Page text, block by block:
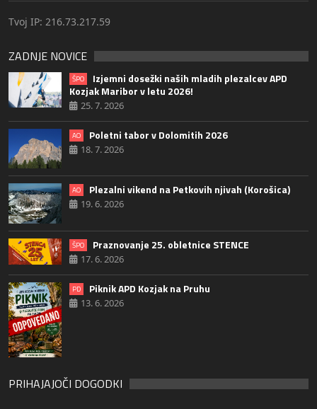
Tvoj IP: 216.73.217.59
ZADNJE NOVICE
ŠPO
Izjemni dosežki naših mladih plezalcev APD
Kozjak Maribor v letu 2026!
25. 7. 2026
AO Poletni tabor v Dolomitih 2026
18. 7. 2026
AO Plezalni vikend na Petkovih njivah (Korošica)
19. 6. 2026
ŠPO Praznovanje 25. obletnice STENCE
17. 6. 2026
PD Piknik APD Kozjak na Pruhu
13. 6. 2026
PRIHAJAJOČI DOGODKI